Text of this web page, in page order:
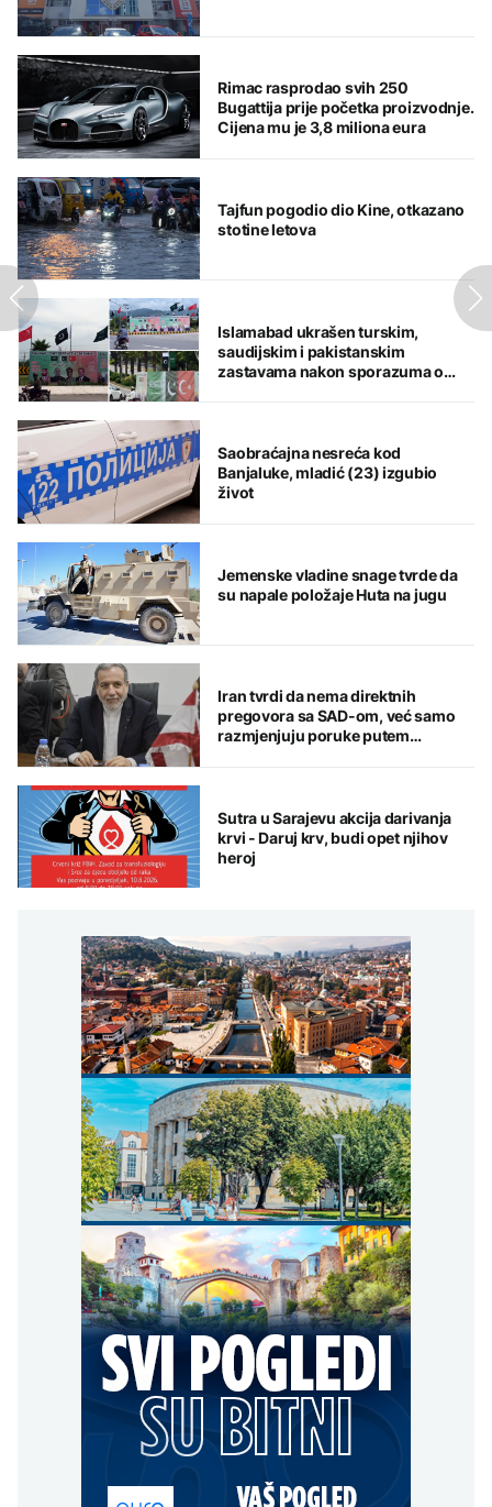
Rimac rasprodao svih 250
Bugattija prije početka proizvodnje.
Cijena mu je 3,8 miliona eura
Tajfun pogodio dio Kine, otkazano
stotine letova
Islamabad ukrašen turskim,
saudijskim i pakistanskim
zastavama nakon sporazuma o
Saobraćajna nesreća kod
Banjaluke, mladić (23) izgubio
život
Jemenske vladine snage tvrde da
su napale položaje Huta na jugu
Iran tvrdi da nema direktnih
pregovora sa SAD-om, već samo
razmjenjuju poruke putem
Sutra u Sarajevu akcija darivanja
krvi - Daruj krv, budi opet njihov
heroj